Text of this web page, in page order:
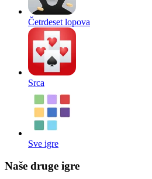
Četrdeset lopova
Srca
Sve igre
Naše druge igre